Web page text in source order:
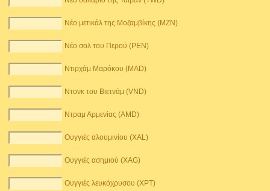
Νέο μετικάλ της Μοζαμβίκης (MZN)
Νέο σολ του Περού (PEN)
Ντιρχάμ Μαρόκου (MAD)
Ντονκ του Βιετνάμ (VND)
Ντραμ Αρμενίας (AMD)
Ουγγιές αλουμινίου (XAL)
Ουγγιές ασημιού (XAG)
Ουγγιές λευκόχρυσου (XPT)